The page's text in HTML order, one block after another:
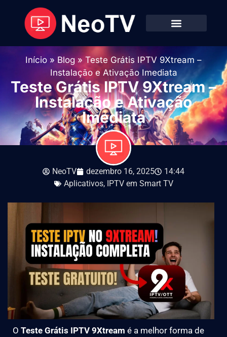
Início » Blog» Teste Grátis IPTV 9Xtream –
Instalação e Ativação Imediata
Teste Grátis IPTV 9Xtream –
Instalação e Ativação
Imediata
NeoTV dezembro 16, 2025
14:44
Aplicativos, IPTV em Smart TV
O Teste Grátis IPTV 9Xtream é a melhor forma de